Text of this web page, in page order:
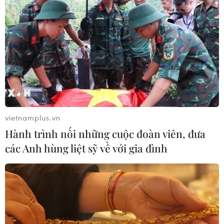
Hơn 12 triệu thuê bao điện thoại di động
có dấu hiệu kích hoạt sẵn
23/11/2016 10:06
vietnamplus.vn
Hành trình nối những cuộc đoàn viên, đưa
các Anh hùng liệt sỹ về với gia đình